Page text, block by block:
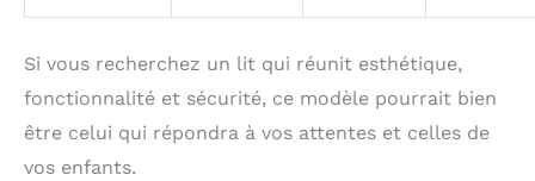
Si vous recherchez un lit qui réunit esthétique,
fonctionnalité et sécurité, ce modèle pourrait bien
être celui qui répondra à vos attentes et celles de
vos enfants.